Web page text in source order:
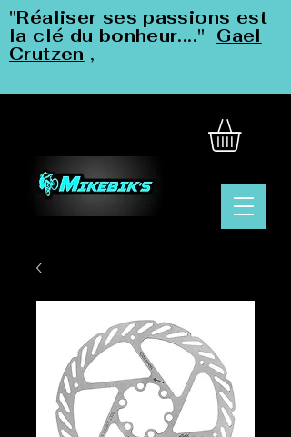
"Réaliser ses passions est
la clé du bonheur...." Gael
Crutzen ,